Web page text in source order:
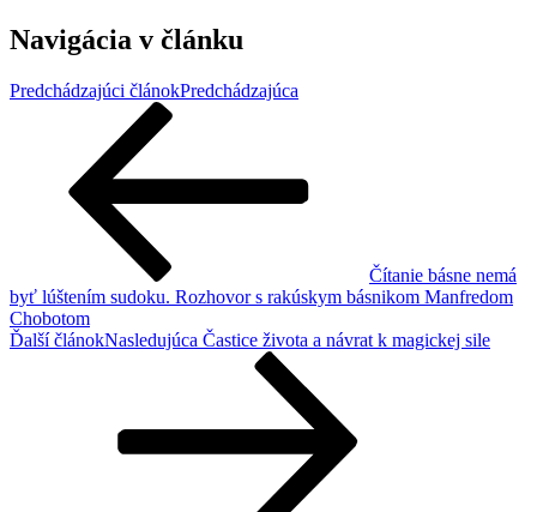
Navigácia v článku
Predchádzajúci článokPredchádzajúca
Čítanie básne nemá
byť lúštením sudoku. Rozhovor s rakúskym básnikom Manfredom
Chobotom
Ďalší článokNasledujúca Častice života a návrat k magickej sile